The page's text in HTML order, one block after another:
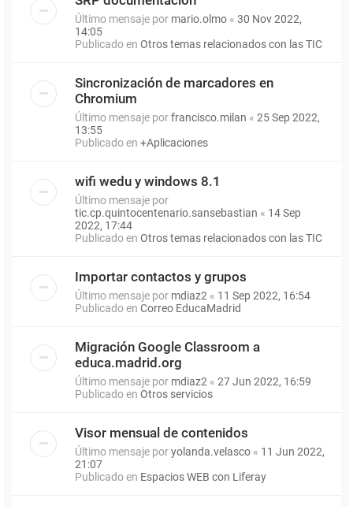
Último mensaje por mario.olmo « 30 Nov 2022,
14:05
Publicado en Otros temas relacionados con las TIC
Sincronización de marcadores en
Chromium
Último mensaje porfrancisco.milan « 25 Sep 2022,
13:55
Publicado en +Aplicaciones
wifi wedu y windows 8.1
Último mensaje por
tic.cp.quintocentenario.sansebastian « 14 Sep
2022, 17:44
Publicado en Otros temas relacionados con las TIC
Importar contactos y grupos
Último mensaje por mdiaz2 « 11 Sep 2022, 16:54
Publicado en Correo EducaMadrid
Migración Google Classroom a
educa.madrid.org
Último mensaje por mdiaz2 « 27 Jun 2022, 16:59
Publicado en Otros servicios
Visor mensual de contenidos
Último mensaje poryolanda.velasco « 11 Jun 2022,
21:07
Publicado en Espacios WEB con Liferay